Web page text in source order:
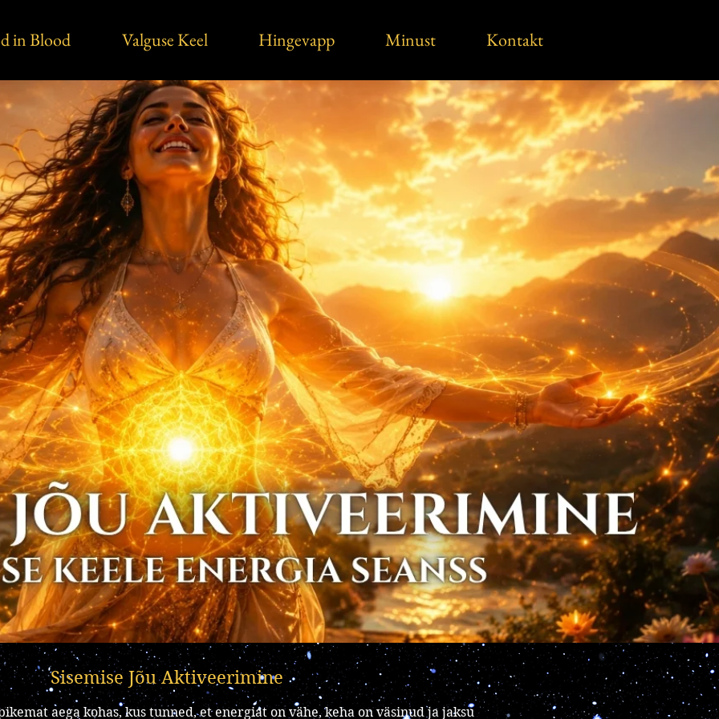
in Blood Valguse Keel Hingevapp Minust Kontakt
Sisemise Jõu Aktiveerimine
aega kohas, kus tunned, et energiat on vähe, keha on väsinud ja jaksu